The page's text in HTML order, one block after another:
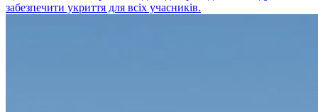
забезпечити укриття для всіх учасників.